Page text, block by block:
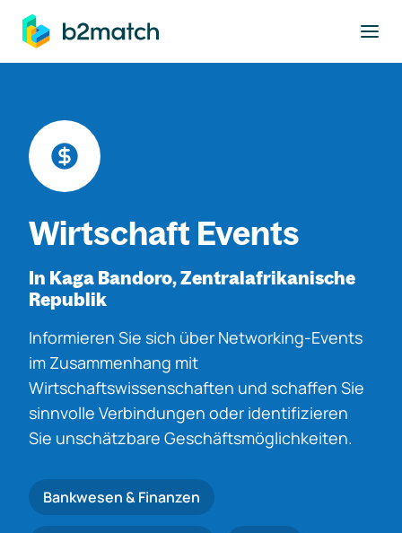
springen
Wirtschaft Events
In Kaga Bandoro, Zentralafrikanische
Republik
Informieren Sie sich über Networking-Events
im Zusammenhang mit
Wirtschaftswissenschaften und schaffen Sie
sinnvolle Verbindungen oder identifizieren
Sie unschätzbare Geschäftsmöglichkeiten.
Bankwesen & Finanzen